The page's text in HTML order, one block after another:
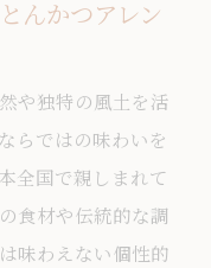
で新しい美味
するアレンジ
んかつアレン
や独特の風土を活
らではの味わいを
全国で親しまれて
食材や伝統的な調
味わえない個性的